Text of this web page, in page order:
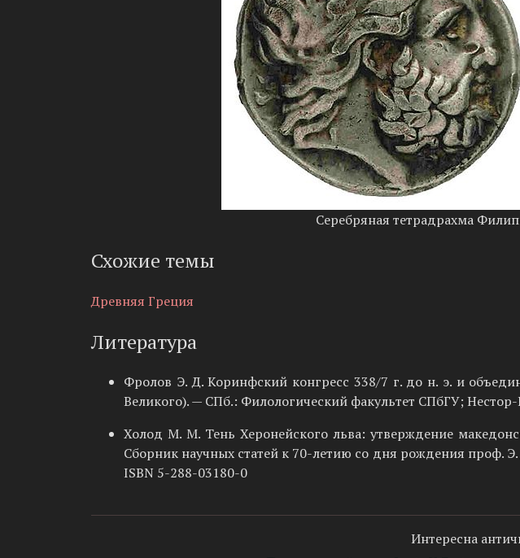
Серебряная тетрадрахма
Схожие темы
Древняя Греция
Литература
Фролов Э. Д. Коринфский конгресс 338/7 г. до н. э. и
Великого). — СПб.: Филологический факультет СПбГУ;
Холод М. М. Тень Херонейского льва: утверждение
Сборник научных статей к 70-летию со дня рождения проф.
ISBN 5-288-03180-0
Интересна